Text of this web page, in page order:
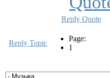
Reply Quote
Reply Topic
Page:
1